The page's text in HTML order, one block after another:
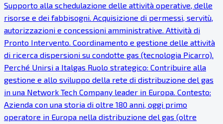
Supporto alla schedulazione delle attività operative, delle
risorse e dei fabbisogni. Acquisizione di permessi, servitù,
autorizzazioni e concessioni amministrative. Attività di
Pronto Intervento. Coordinamento e gestione delle attività
di ricerca dispersioni su condotte gas (tecnologia Picarro).
Perché Unirsi a Italgas Ruolo strategico: Contribuire alla
gestione e allo sviluppo della rete di distribuzione del gas
in una Network Tech Company leader in Europa. Contesto:
Azienda con una storia di oltre 180 anni, oggi primo
operatore in Europa nella distribuzione del gas (oltre